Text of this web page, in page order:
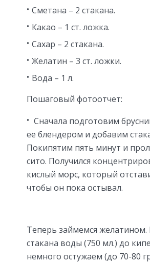
Сметана – 2 стакана.
Какао – 1 ст. ложка.
Сахар – 2 стакана.
Желатин – 3 ст. ложки.
Вода – 1 л.
Пошаговый фотоотчет:
Сначала подготовим
ее блендером и добавим
Покипятим пять минут и
сито. Получился
кислый морс, который
чтобы он пока остывал.
Теперь займемся желатином.
стакана воды (750 мл.) до
немного остужаем (до 70-80